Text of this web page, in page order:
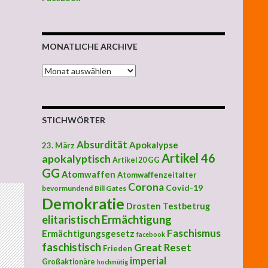
apokalyptisch imperial-nazifaschistisch
MONATLICHE ARCHIVE
MONATLICHE ARCHIVE
STICHWÖRTER
23. März Absurdität Apokalypse
apokalyptisch Artikel 20 GG Artikel 46
GG Atomwaffen Atomwaffenzeitalter
bevormundend Bill Gates Corona Covid-19
Demokratie Drosten Testbetrug
elitaristischErmächtigung
Ermächtigungsgesetz facebook Faschismus
faschistisch Frieden Great Reset
Großaktionäre hochmütig imperial